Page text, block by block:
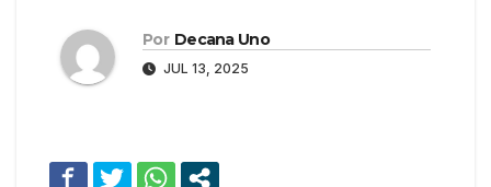
Por Decana Uno
JUL 13, 2025